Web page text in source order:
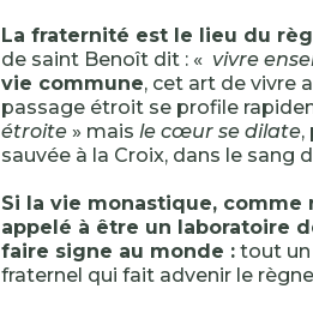
La fraternité est le lieu du
de saint Benoît dit : « vivre
vie commune, cet art de vivre
passage étroit se profile
étroite » mais le cœur se dilate,
sauvée à la Croix, dans le sang
Si la vie monastique,
appelé à être un laboratoire
faire signe au monde : tout un
fraternel qui fait advenir le